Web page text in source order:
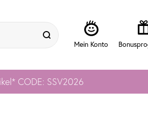
CODE: SSV2026